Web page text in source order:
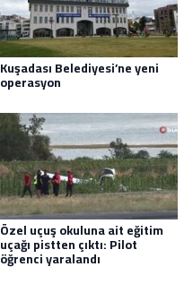
Kuşadası Belediyesi’ne yeni
operasyon
Özel uçuş okuluna ait eğitim
uçağı pistten çıktı: Pilot
öğrenci yaralandı